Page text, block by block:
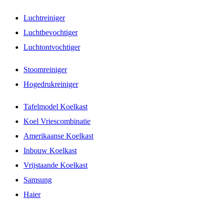
Luchtreiniger
Luchtbevochtiger
Luchtontvochtiger
Stoomreiniger
Hogedrukreiniger
Tafelmodel Koelkast
Koel Vriescombinatie
Amerikaanse Koelkast
Inbouw Koelkast
Vrijstaande Koelkast
Samsung
Haier